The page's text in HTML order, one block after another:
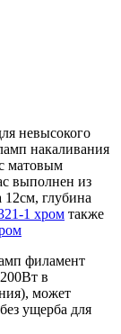
невысокого
накаливания
матовым
выполнен из
глубина
1 хром также
филамент
в
может
ущерба для